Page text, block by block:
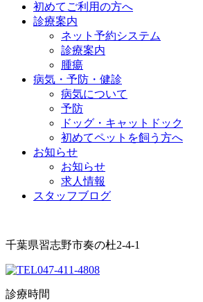
初めてご利用の方へ
診療案内
ネット予約システム
診療案内
腫瘍
病気・予防・健診
病気について
予防
ドッグ・キャットドック
初めてペットを飼う方へ
お知らせ
お知らせ
求人情報
スタッフブログ
千葉県習志野市奏の杜2-4-1
047-411-4808
診療時間